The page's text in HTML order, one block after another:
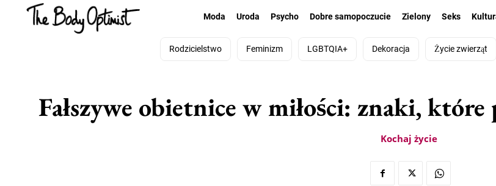
Moda Uroda Psycho Dobre samopoczucie Zielony Seks
Rodzicielstwo Feminizm LGBTQIA+ Dekoracja Życie zwierząt
Fałszywe obietnice w miłości: znaki,
Kochaj życie